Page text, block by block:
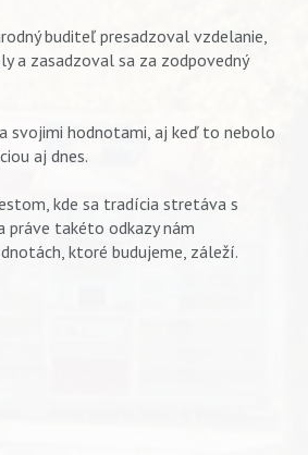
buditeľ presadzoval vzdelanie,
a zasadzoval sa za zodpovedný
svojimi hodnotami, aj keď to nebolo
aj dnes.
kde sa tradícia stretáva s
práve takéto odkazy nám
ktoré budujeme, záleží.